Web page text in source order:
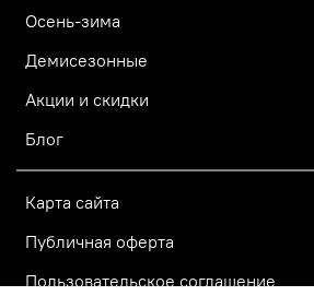
Осень-зима
Демисезонные
Акции и скидки
Блог
Карта сайта
Публичная оферта
Пользовательское соглашение